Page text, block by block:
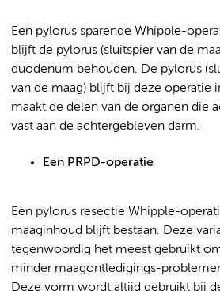
Een pylorus sparende Whipple-
blijft de pylorus (sluitspier van de
duodenum behouden. De pylorus
van de maag) blijft bij deze operatie
maakt de delen van de organen die
vast aan de achtergebleven darm.
Een PRPD-operatie
Een pylorus resectie Whipple-
maaginhoud blijft bestaan. Deze
tegenwoordig het meest gebruikt
minder maagontledigings-
Deze vorm wordt altijd gebruikt bij